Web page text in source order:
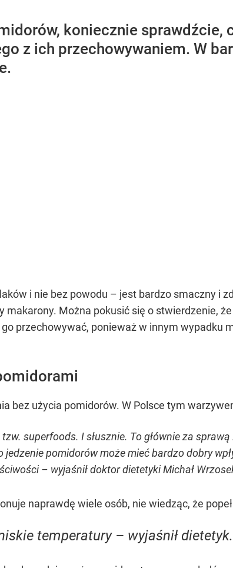
koniecznie sprawdźcie,
z ich przechowywaniem. W
i nie bez powodu – jest bardzo smaczny i
makarony. Można pokusić się o stwierdzenie,
przechowywać, ponieważ w innym wypadku
bez użycia pomidorów. W Polsce tym
superfoods. I słusznie. To głównie za
pomidorów może mieć bardzo dobry
– wyjaśnił doktor dietetyki Michał
naprawdę wiele osób, nie wiedząc, że
temperatury – wyjaśnił dietetyk.